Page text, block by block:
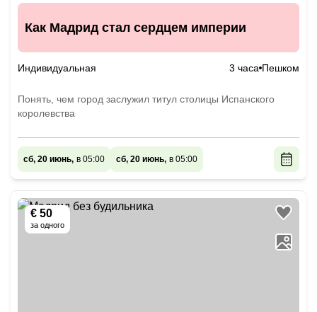
Как Мадрид стал сердцем империи
Индивидуальная 3 часа Пешком
Понять, чем город заслужил титул столицы Испанского
королевства
сб, 20 июнь, в 05:00 сб, 20 июнь, в 05:00
€ 50
за одного